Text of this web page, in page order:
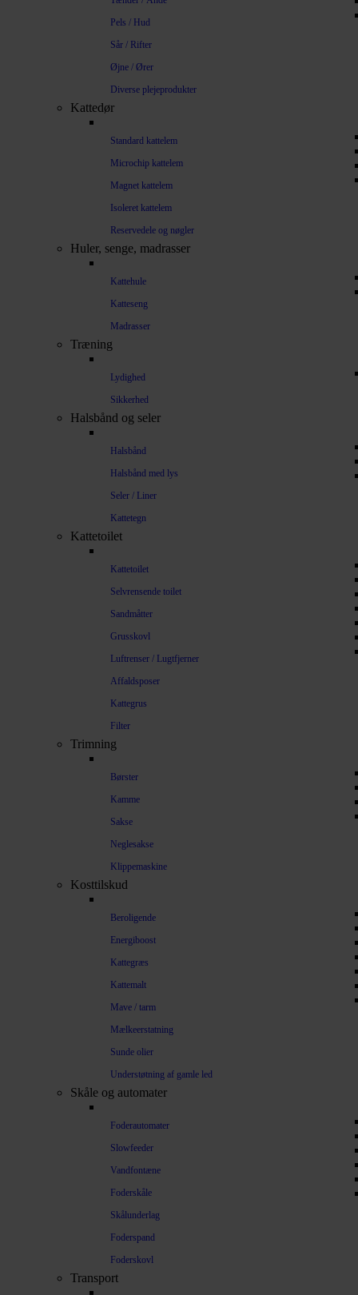
Pels / Hud
Sår / Rifter
Øjne / Ører
Diverse plejeprodukter
Kattedør
Standard kattelem
Microchip kattelem
Magnet kattelem
Isoleret kattelem
Reservedele og nøgler
Huler, senge, madrasser
Kattehule
Katteseng
Madrasser
Træning
Lydighed
Sikkerhed
Halsbånd og seler
Halsbånd
Halsbånd med lys
Seler / Liner
Kattetegn
Kattetoilet
Kattetoilet
Selvrensende toilet
Sandmåtter
Grusskovl
Luftrenser / Lugtfjerner
Affaldsposer
Kattegrus
Filter
Trimning
Børster
Kamme
Sakse
Neglesakse
Klippemaskine
Kosttilskud
Beroligende
Energiboost
Kattegræs
Kattemalt
Mave / tarm
Mælkeerstatning
Sunde olier
Understøtning af gamle led
Skåle og automater
Foderautomater
Slowfeeder
Vandfontæne
Foderskåle
Skålunderlag
Foderspand
Foderskovl
Transport